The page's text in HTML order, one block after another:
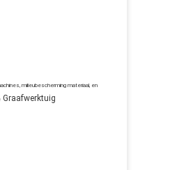
milieubescherming materiaal, en
Graafwerktuig